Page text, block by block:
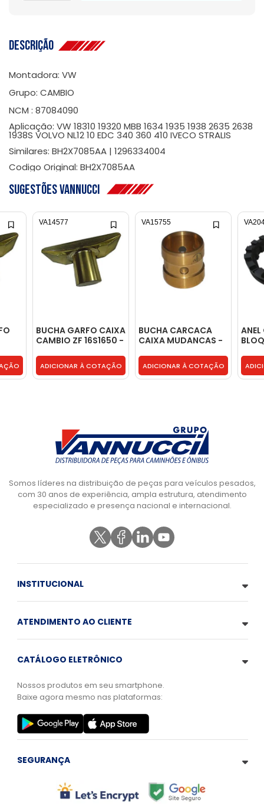
Descrição
Montadora: VW
Grupo: CAMBIO
NCM : 87084090
Aplicação: VW 18310 19320 MBB 1634 1935 1938 2635 2638
1938S VOLVO NL12 10 EDC 340 360 410 IVECO STRALIS
Similares: BH2X7085AA | 1296334004
Codigo Original: BH2X7085AA
Sugestões Vannucci
BUCHA GARFO CAIXA
CAMBIO ZF 16S1650 -
ADICIONAR À COTAÇÃO
VA14577
BUCHA CARCACA
CAIXA MUDANCAS -
ADICIONAR À COTAÇÃO
VA15755
Somos líderes na distribuição de peças para veículos pesados,
com 30 anos de experiência, ampla estrutura, atendimento
especializado e presença nacional e internacional.
INSTITUCIONAL
ATENDIMENTO AO CLIENTE
CATÁLOGO ELETRÔNICO
Nossos produtos em seu smartphone.
Baixe agora mesmo nas plataformas:
SEGURANÇA